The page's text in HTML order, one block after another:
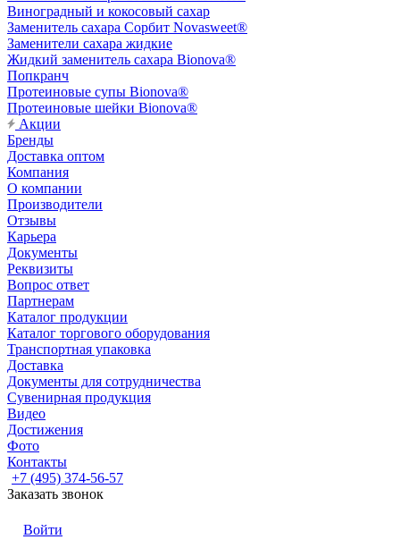
Виноградный и кокосовый сахар
Заменитель сахара Сорбит Novasweet®
Заменители сахара жидкие
Жидкий заменитель сахара Bionova®
Попкранч
Протеиновые супы Bionova®
Протеиновые шейки Bionova®
Акции
Бренды
Доставка оптом
Компания
О компании
Производители
Отзывы
Карьера
Документы
Реквизиты
Вопрос ответ
Партнерам
Каталог продукции
Каталог торгового оборудования
Транспортная упаковка
Доставка
Документы для сотрудничества
Сувенирная продукция
Видео
Достижения
Фото
Контакты
+7 (495) 374-56-57
Заказать звонок
Войти